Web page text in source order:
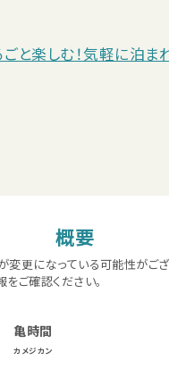
と楽しむ！気軽に泊ま
概要
更になっている可能性がござ
ご確認ください。
亀時間
カメジカン